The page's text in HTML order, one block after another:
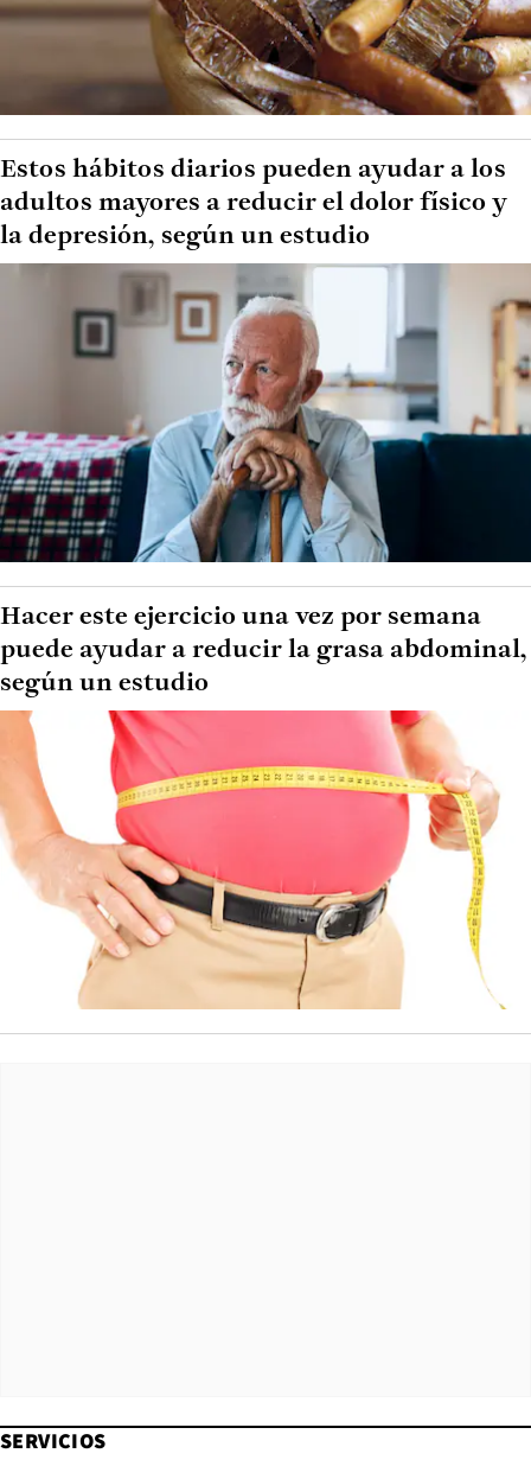
Estos hábitos diarios pueden ayudar a los
adultos mayores a reducir el dolor físico y
la depresión, según un estudio
Hacer este ejercicio una vez por semana
puede ayudar a reducir la grasa abdominal,
según un estudio
SERVICIOS